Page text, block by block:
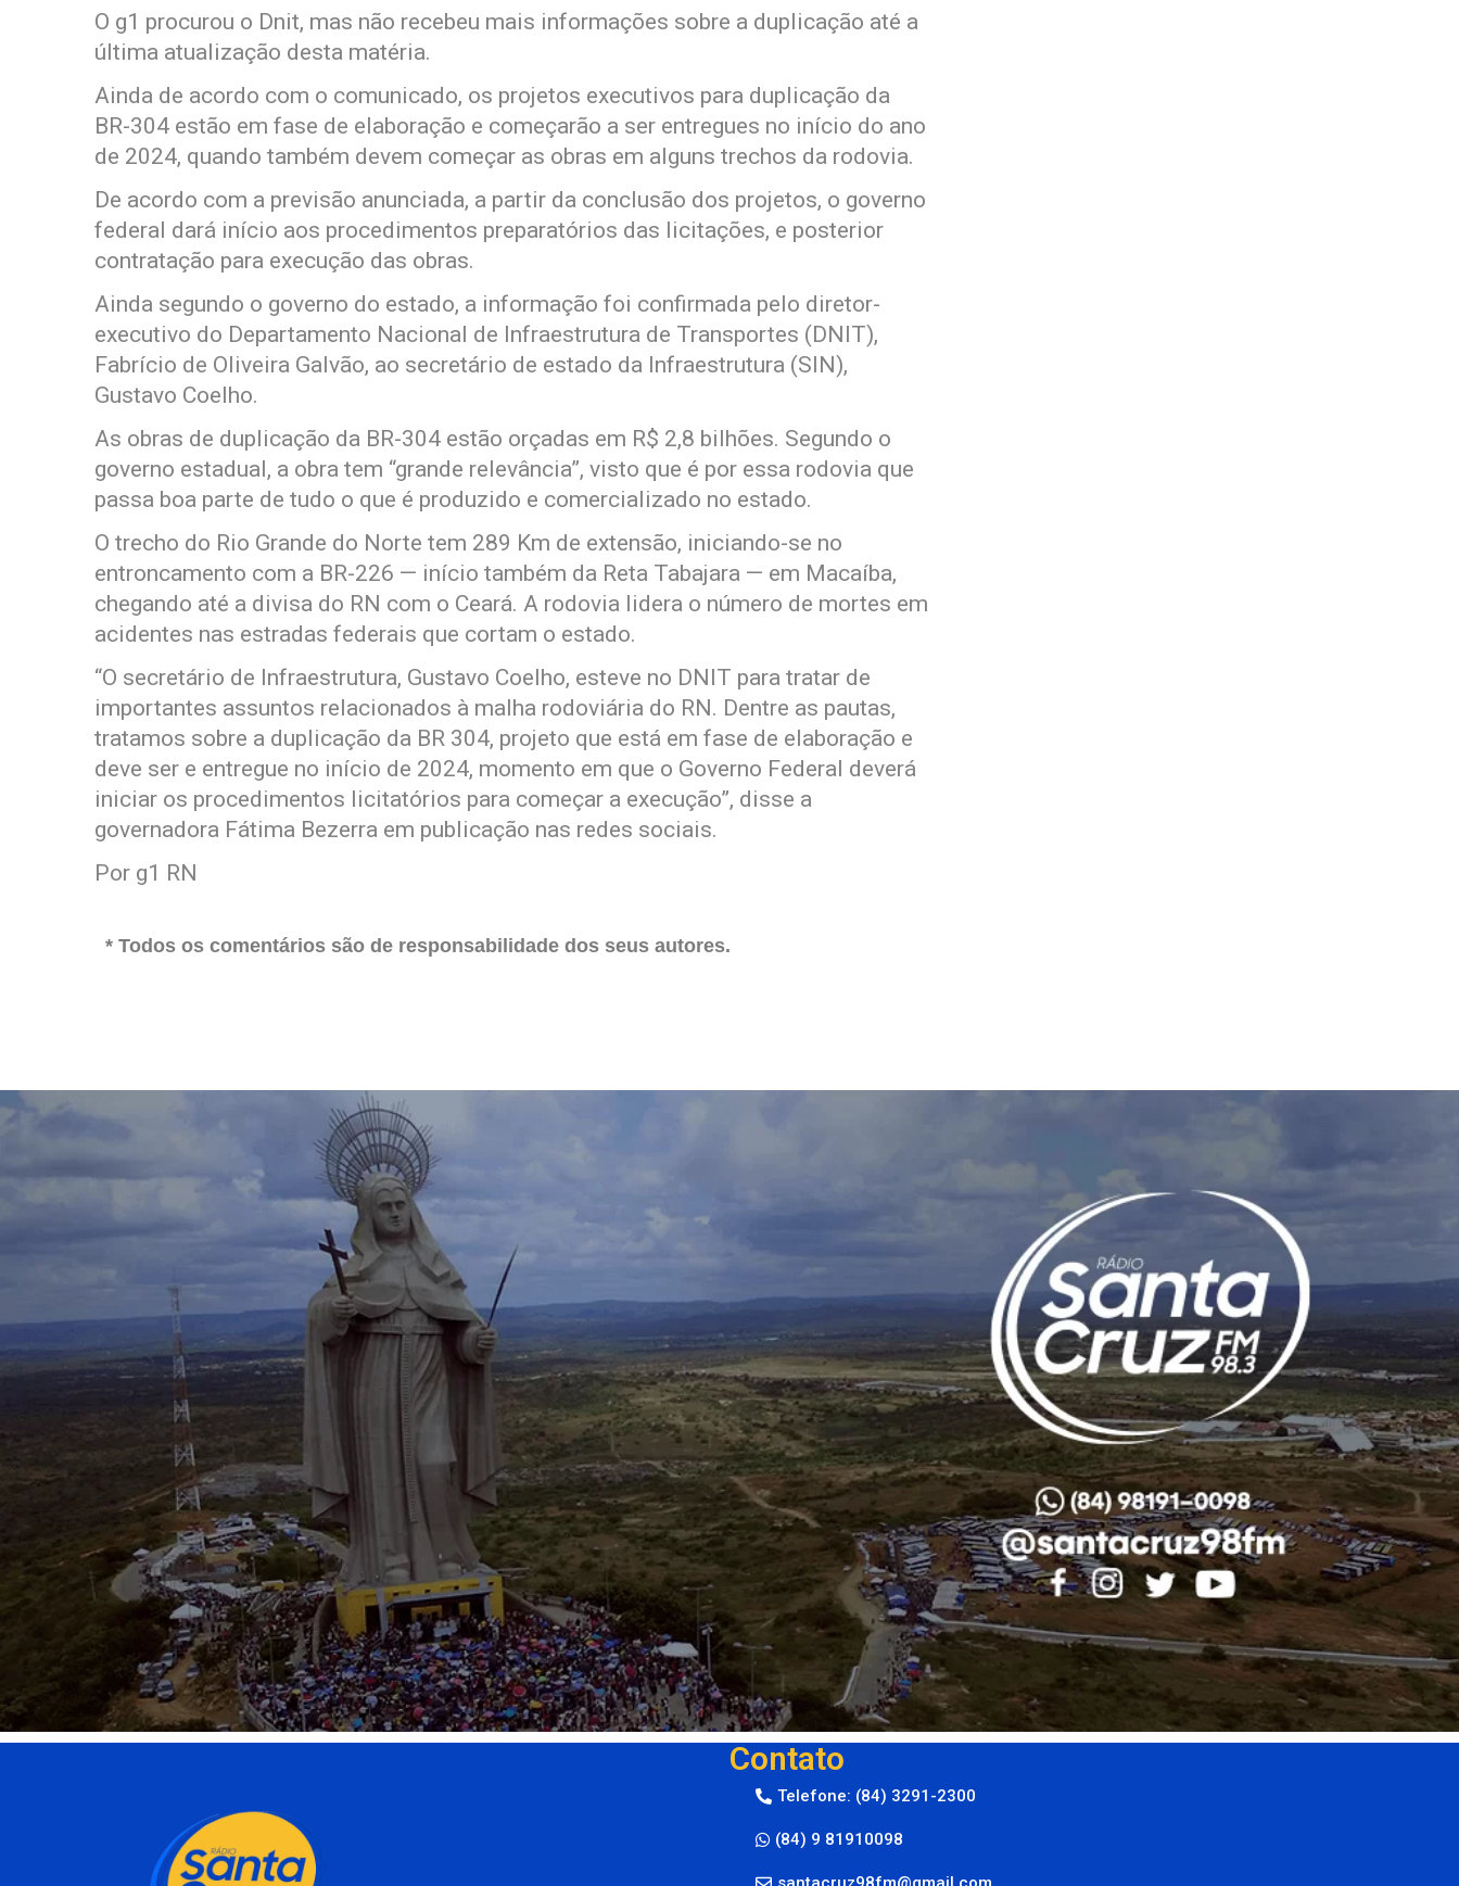
O g1 procurou o Dnit, mas não recebeu mais informações sobre a duplicação até a
última atualização desta matéria.
Ainda de acordo com o comunicado, os projetos executivos para duplicação da
BR-304 estão em fase de elaboração e começarão a ser entregues no início do ano
de 2024, quando também devem começar as obras em alguns trechos da rodovia.
De acordo com a previsão anunciada, a partir da conclusão dos projetos, o governo
federal dará início aos procedimentos preparatórios das licitações, e posterior
contratação para execução das obras.
Ainda segundo o governo do estado, a informação foi confirmada pelo diretor-
executivo do Departamento Nacional de Infraestrutura de Transportes (DNIT),
Fabrício de Oliveira Galvão, ao secretário de estado da Infraestrutura (SIN),
Gustavo Coelho.
As obras de duplicação da BR-304 estão orçadas em R$ 2,8 bilhões. Segundo o
governo estadual, a obra tem “grande relevância”, visto que é por essa rodovia que
passa boa parte de tudo o que é produzido e comercializado no estado.
O trecho do Rio Grande do Norte tem 289 Km de extensão, iniciando-se no
entroncamento com a BR-226 — início também da Reta Tabajara — em Macaíba,
chegando até a divisa do RN com o Ceará. A rodovia lidera o número de mortes em
acidentes nas estradas federais que cortam o estado.
“O secretário de Infraestrutura, Gustavo Coelho, esteve no DNIT para tratar de
importantes assuntos relacionados à malha rodoviária do RN. Dentre as pautas,
tratamos sobre a duplicação da BR 304, projeto que está em fase de elaboração e
deve ser e entregue no início de 2024, momento em que o Governo Federal deverá
iniciar os procedimentos licitatórios para começar a execução”, disse a
governadora Fátima Bezerra em publicação nas redes sociais.
Por g1 RN
* Todos os comentários são de responsabilidade dos seus autores.
Contato
Telefone: (84) 3291-2300
(84) 9 81910098